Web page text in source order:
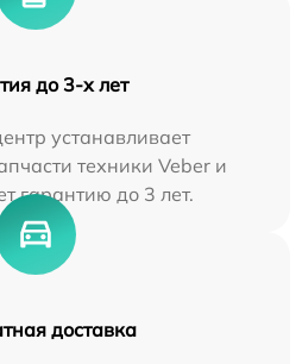
до 3-х лет
устанавливает
техники Veber и
гарантию до 3 лет.
доставка